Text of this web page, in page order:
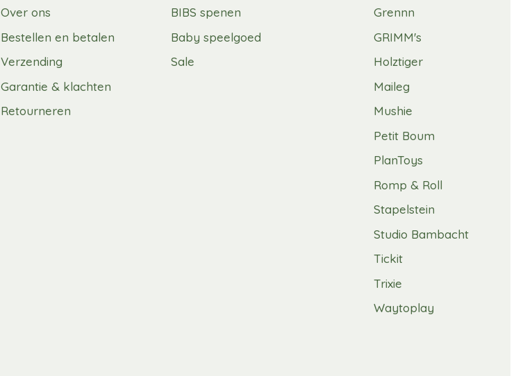
Over ons
Bestellen en betalen
Verzending
Garantie & klachten
Retourneren
BIBS spenen
Baby speelgoed
Sale
Grennn
GRIMM's
Holztiger
Maileg
Mushie
Petit Boum
PlanToys
Romp & Roll
Stapelstein
Studio Bambacht
Tickit
Trixie
Waytoplay